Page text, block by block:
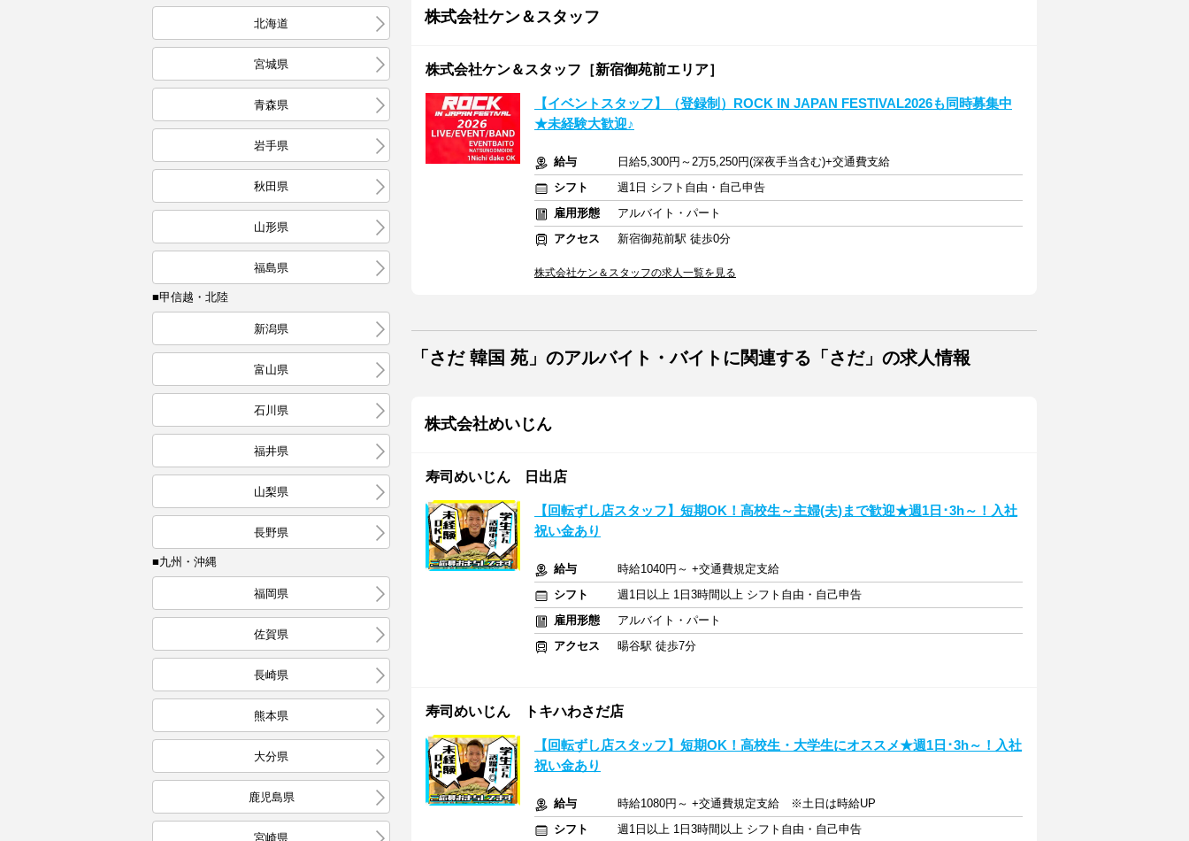
北海道
宮城県
青森県
岩手県
秋田県
山形県
福島県
■甲信越・北陸
新潟県
富山県
石川県
福井県
山梨県
長野県
■九州・沖縄
福岡県
佐賀県
長崎県
熊本県
大分県
鹿児島県
宮崎県
株式会社ケン＆スタッフ
株式会社ケン＆スタッフ［新宿御苑前エリア］
【イベントスタッフ】（登録制）ROCK IN JAPAN FESTIVAL2026も同時募集中
★未経験大歓迎♪
給与
日給5,300円～2万5,250円(深夜手当含む)+交通費支給
シフト
週1日 シフト自由・自己申告
雇用形態
アルバイト・パート
アクセス
新宿御苑前駅 徒歩0分
株式会社ケン＆スタッフの求人一覧を見る
「さだ 韓国 苑」のアルバイト・バイトに関連する「さだ」の求人情報
株式会社めいじん
寿司めいじん 日出店
【回転ずし店スタッフ】短期OK！高校生～主婦(夫)まで歓迎★週1日･3h～！入社
祝い金あり
給与
時給1040円～ +交通費規定支給
シフト
週1日以上 1日3時間以上 シフト自由・自己申告
雇用形態
アルバイト・パート
アクセス
暘谷駅 徒歩7分
寿司めいじん トキハわさだ店
【回転ずし店スタッフ】短期OK！高校生・大学生にオススメ★週1日･3h～！入社
祝い金あり
給与
時給1080円～ +交通費規定支給 ※土日は時給UP
シフト
週1日以上 1日3時間以上 シフト自由・自己申告